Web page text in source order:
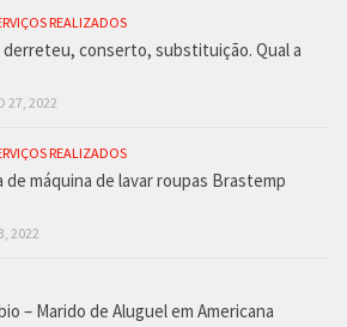
REALIZADOS
derreteu, conserto, substituição. Qual a
27, 2022
REALIZADOS
de máquina de lavar roupas Brastemp
2022
– Marido de Aluguel em Americana